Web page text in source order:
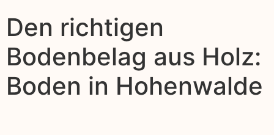
Den richtigen
Bodenbelag aus Holz:
Boden in Hohenwalde